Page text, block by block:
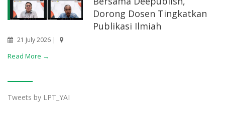
Dorong Dosen Tingkatkan
Publikasi Ilmiah
21 July 2026 |
Read More →
Tweets by LPT_YAI